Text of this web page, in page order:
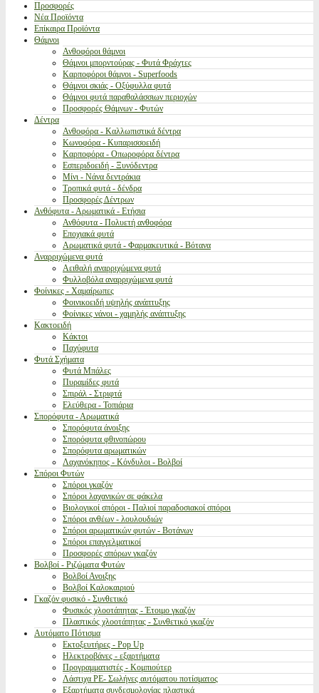
Προσφορές
Νέα Προϊόντα
Επίκαιρα Προϊόντα
Θάμνοι
Ανθοφόροι θάμνοι
Θάμνοι μπορντούρας - Φυτά Φράχτες
Καρποφόροι θάμνοι - Superfoods
Θάμνοι σκιάς - Οξύφυλλα φυτά
Θάμνοι φυτά παραθαλάσσιων περιοχών
Προσφορές Θάμνων - Φυτών
Δέντρα
Ανθοφόρα - Καλλωπιστικά δέντρα
Κωνοφόρα - Κυπαρισσοειδή
Καρποφόρα - Οπωροφόρα δέντρα
Εσπεριδοειδή - Ξυνόδεντρα
Μίνι - Νάνα δεντράκια
Τροπικά φυτά - δένδρα
Προσφορές Δέντρων
Ανθόφυτα - Αρωματικά - Ετήσια
Ανθόφυτα - Πολυετή ανθοφόρα
Εποχιακά φυτά
Αρωματικά φυτά - Φαρμακευτικά - Βότανα
Αναρριχώμενα φυτά
Αειθαλή αναρριχώμενα φυτά
Φυλλοβόλα αναρριχώμενα φυτά
Φοίνικες - Χαμαίρωπες
Φοινικοειδή υψηλής ανάπτυξης
Φοίνικες νάνοι - χαμηλής ανάπτυξης
Κακτοειδή
Κάκτοι
Παχύφυτα
Φυτά Σχήματα
Φυτά Μπάλες
Πυραμίδες φυτά
Σπιράλ - Στριφτά
Ελεύθερα - Τοπιάρια
Σπορόφυτα - Αρωματικά
Σπορόφυτα άνοιξης
Σπορόφυτα φθινοπώρου
Σπορόφυτα αρωματικών
Λαχανόκηπος - Κόνδυλοι - Βολβοί
Σπόροι Φυτών
Σπόροι γκαζόν
Σπόροι λαχανικών σε φάκελα
Βιολογικοί σπόροι - Παλιοί παραδοσιακοί σπόροι
Σπόροι ανθέων - λουλουδιών
Σπόροι αρωματικών φυτών - Βοτάνων
Σπόροι επαγγελματικοί
Προσφορές σπόρων γκαζόν
Βολβοί - Ριζώματα Φυτών
Βολβοί Ανοιξης
Βολβοί Καλοκαιριού
Γκαζόν φυσικό - Συνθετικό
Φυσικός χλοοτάπητας - Έτοιμο γκαζόν
Πλαστικός χλοοτάπητας - Συνθετικό γκαζόν
Αυτόματο Πότισμα
Εκτοξευτήρες - Pop Up
Ηλεκτροβάνες - εξαρτήματα
Προγραμματιστές - Κομπιούτερ
Λάστιχα PE- Σωλήνες αυτόματου ποτίσματος
Εξαρτήματα συνδεσμολογίας πλαστικά